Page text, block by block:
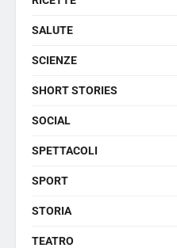
SALUTE
SCIENZE
SHORT STORIES
SOCIAL
SPETTACOLI
SPORT
STORIA
TEATRO